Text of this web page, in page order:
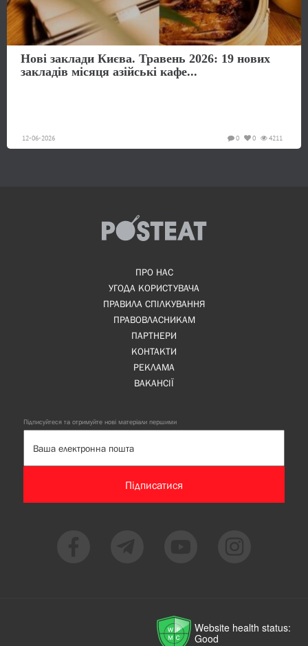
Нові заклади Києва. Травень 2026: 19 нових
закладів місяця азійські кафе...
12-06-2026 4211
0
0
ПРО НАС
УГОДА КОРИСТУВАЧА
ПРАВИЛА СПІЛКУВАННЯ
ПРАВОВЛАСНИКАМ
ПАРТНЕРИ
КОНТАКТИ
РЕКЛАМА
ВАКАНСІЇ
Підписуйтеся та отримуйте нові матеріали першими
Підписатися
Website health status:
Good